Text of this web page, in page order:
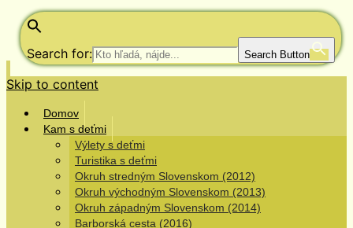
Search for: Search Button
Skip to content
Domov
Kam s deťmi
Výlety s deťmi
Turistika s deťmi
Okruh stredným Slovenskom (2012)
Okruh východným Slovenskom (2013)
Okruh západným Slovenskom (2014)
Barborská cesta (2016)